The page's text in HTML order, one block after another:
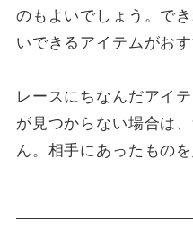
のもよいでしょう。で
いできるアイテムがおす
レースにちなんだアイ
が見つからない場合は
ん。相手にあったものを